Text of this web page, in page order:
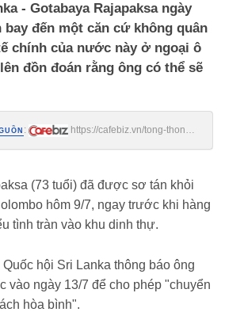
- Gotabaya Rajapaksa ngày
bay đến một căn cứ không quân
chính của nước này ở ngoại ô
đồn đoán rằng ông có thể sẽ
:
https://cafebiz.vn/tong-thong-
(73 tuổi) đã được sơ tán khỏi
hôm 9/7, ngay trước khi hàng
tình tràn vào khu dinh thự.
hội Sri Lanka thông báo ông
vào ngày 13/7 để cho phép "chuyển
hòa bình".